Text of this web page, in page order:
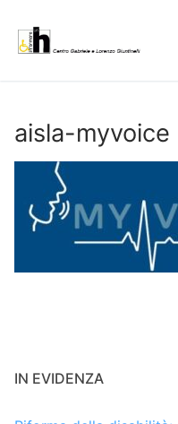
contenuto
aisla-myvoice
IN EVIDENZA